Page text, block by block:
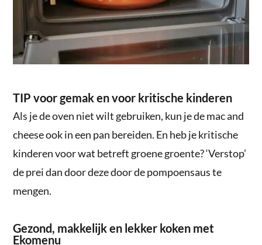
TIP voor gemak en voor kritische kinderen
Als je de oven niet wilt gebruiken, kun je de mac and
cheese ook in een pan bereiden. En heb je kritische
kinderen voor wat betreft groene groente? ‘Verstop’
de prei dan door deze door de pompoensaus te
mengen.
Gezond, makkelijk en lekker koken met
Ekomenu